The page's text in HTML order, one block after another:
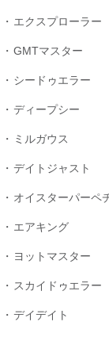
エクスプローラー
GMTマスター
シードゥエラー
ディープシー
ミルガウス
デイトジャスト
オイスターパーペ
エアキング
ヨットマスター
スカイドゥエラー
デイデイト